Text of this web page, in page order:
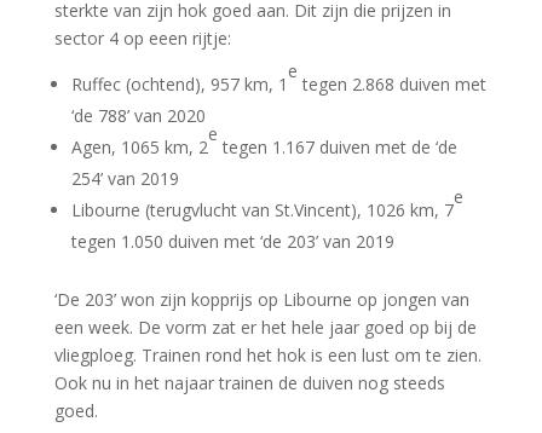
sterkte van zijn hok goed aan. Dit zijn die prijzen in
sector 4 op eeen rijtje:
Ruffec (ochtend), 957 km, 1
e
tegen 2.868 duiven met
‘de 788’ van 2020
Agen, 1065 km, 2
e
tegen 1.167 duiven met de ‘de
254’ van 2019
Libourne (terugvlucht van St.Vincent), 1026 km, 7
e
tegen 1.050 duiven met ‘de 203’ van 2019
‘De 203’ won zijn kopprijs op Libourne op jongen van
een week. De vorm zat er het hele jaar goed op bij de
vliegploeg. Trainen rond het hok is een lust om te zien.
Ook nu in het najaar trainen de duiven nog steeds
goed.